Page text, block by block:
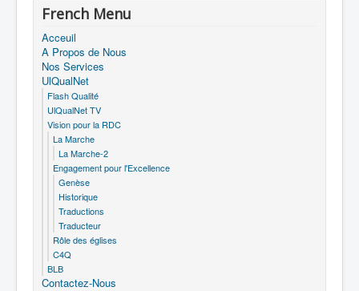
French Menu
Acceuil
A Propos de Nous
Nos Services
UlQualNet
Flash Qualité
UlQualNet TV
Vision pour la RDC
La Marche
La Marche-2
Engagement pour l'Excellence
Genèse
Historique
Traductions
Traducteur
Rôle des églises
C4Q
BLB
Contactez-Nous